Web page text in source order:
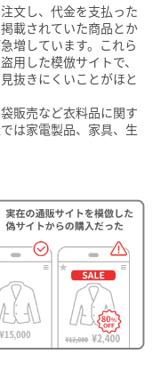
文し、代金を支払った
載されていた商品とか
増しています。これら
用した模倣サイトで、
抜きにくいことがほと
販売など衣料品に関す
は家電製品、家具、生